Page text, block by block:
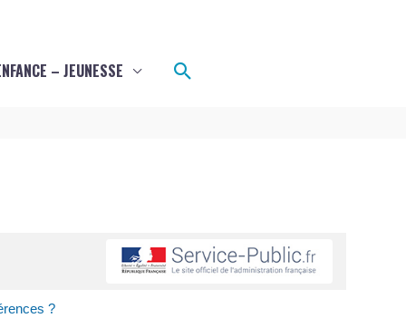
– JEUNESSE Rechercher
?